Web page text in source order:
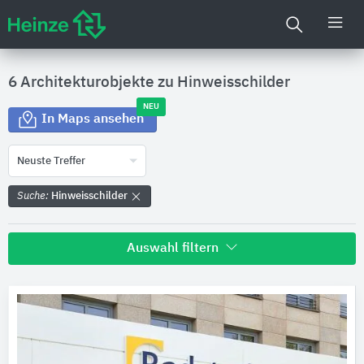
6 Architekturobjekte zu Hinweisschilder
In Maps ansehen
NEU
Neuste Treffer
Suche: Hinweisschilder
Auswahl filtern
Bitte auswählen
Bundesland